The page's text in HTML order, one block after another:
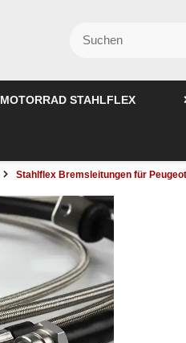
MOTORRAD STAHLFLEX
Stahlflex Bremsleitungen für